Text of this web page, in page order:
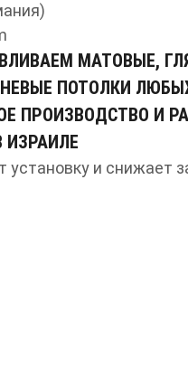
МАТОВЫЕ,
ПОТОЛКИ
ПРОИЗВОДСТВО И
ИЗРАИЛЕ
установку и снижает